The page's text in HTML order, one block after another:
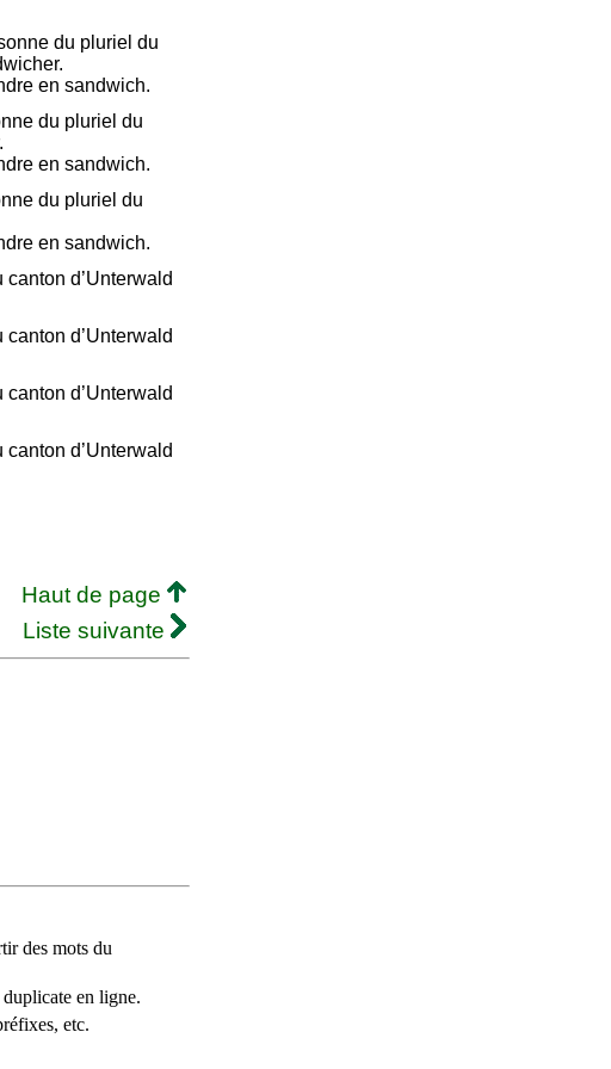
du pluriel du
en sandwich.
du pluriel du
en sandwich.
du pluriel du
en sandwich.
canton d’Unterwald
canton d’Unterwald
canton d’Unterwald
canton d’Unterwald
Haut de page
Liste suivante
des mots du
en ligne.
etc.